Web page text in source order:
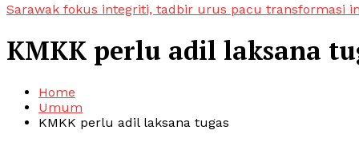
Sarawak fokus integriti, tadbir urus pacu transformasi
KMKK perlu adil laksana
Home
Umum
KMKK perlu adil laksana tugas